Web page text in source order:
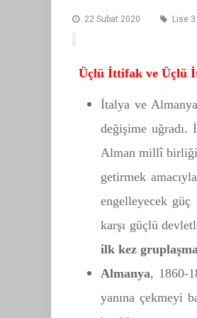
22 Subat 2020 Lise
Üçlü İttifak ve Üçlü
İtalya ve
değişime uğradı.
Alman millî
getirmek
engelleyecek güç
karşı güçlü
ilk kez
Almanya, 1860-
yanına çekmeyi